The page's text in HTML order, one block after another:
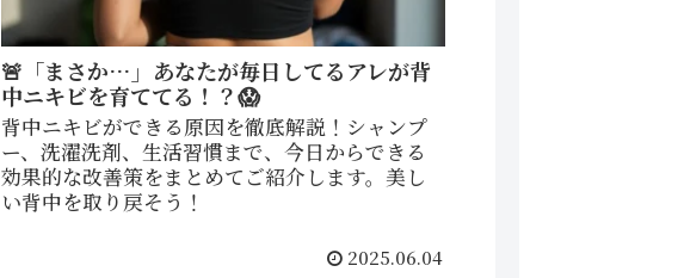
🚨「まさか…」あなたが毎日してるアレが背
中ニキビを育ててる！？😱
背中ニキビができる原因を徹底解説！シャンプ
ー、洗濯洗剤、生活習慣まで、今日からできる
効果的な改善策をまとめてご紹介します。美し
い背中を取り戻そう！
2025.06.04